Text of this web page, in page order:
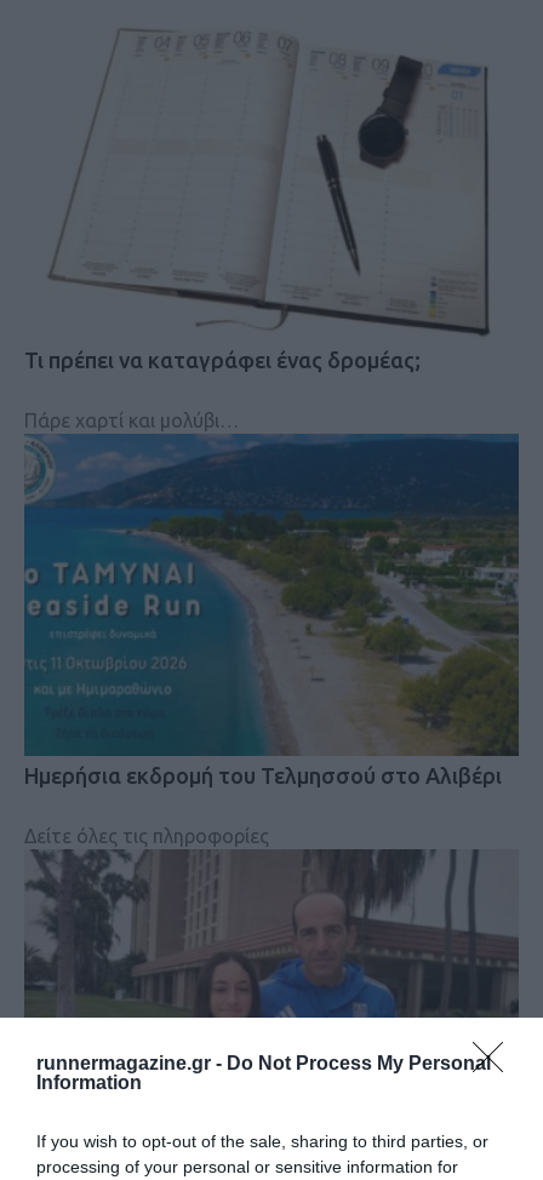
runnermagazine.gr - Do Not Process My Personal
Information
If you wish to opt-out of the sale, sharing to third parties, or
processing of your personal or sensitive information for
Τι πρέπει να καταγράφει ένας δρομέας;
Πάρε χαρτί και μολύβι…
Ημερήσια εκδρομή του Τελμησσού στο Αλιβέρι
Δείτε όλες τις πληροφορίες